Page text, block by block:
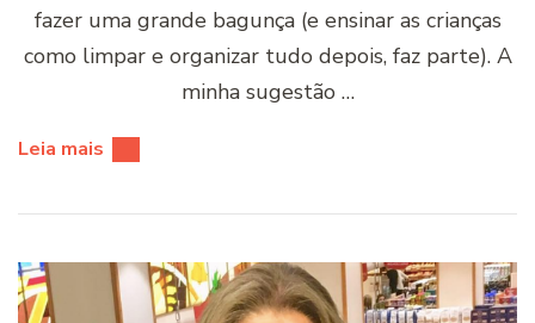
fazer uma grande bagunça (e ensinar as crianças
como limpar e organizar tudo depois, faz parte). A
minha sugestão …
Leia mais